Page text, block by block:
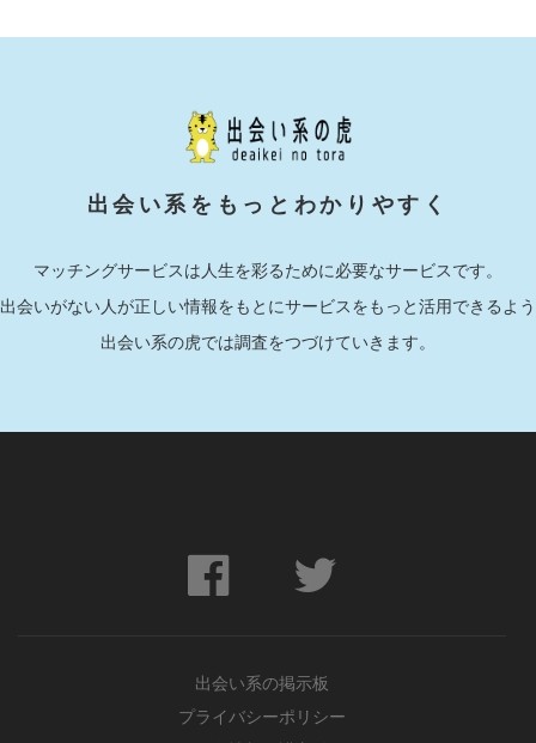
出会い系をもっとわかりやすく
マッチングサービスは人生を彩るために必要なサービスです。
出会いがない人が正しい情報をもとにサービスをもっと活用できるよう
出会い系の虎では調査をつづけていきます。
出会い系の掲示板
プライバシーポリシー